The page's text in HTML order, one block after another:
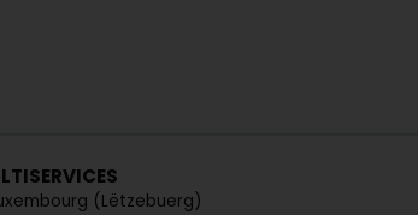
(Lëtzebuerg)